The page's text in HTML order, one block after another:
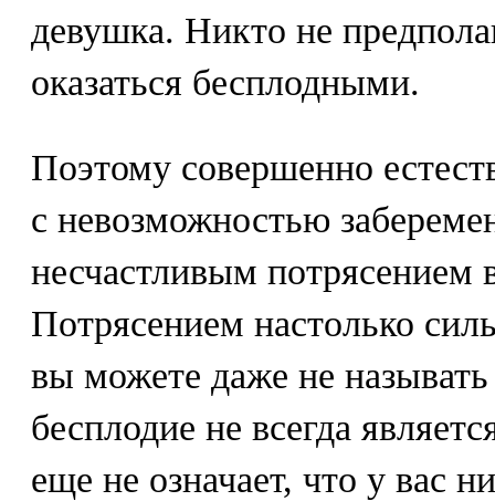
девушка. Никто не
оказаться бесплодными.
Поэтому совершенно
с невозможностью
несчастливым потрясением
Потрясением настолько
вы можете даже не
бесплодие не всегда
еще не означает, что у вас